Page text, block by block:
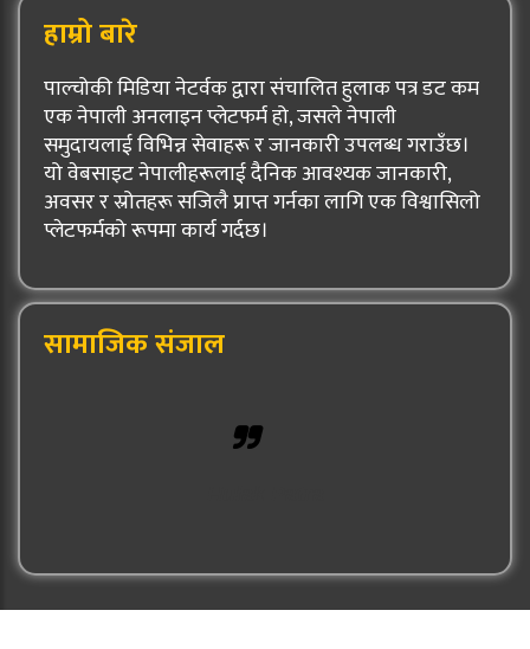
हाम्रो बारे
पाल्चोकी मिडिया नेटर्वक द्वारा संचालित हुलाक पत्र डट कम
एक नेपाली अनलाइन प्लेटफर्म हो, जसले नेपाली
समुदायलाई विभिन्न सेवाहरू र जानकारी उपलब्ध गराउँछ।
यो वेबसाइट नेपालीहरूलाई दैनिक आवश्यक जानकारी,
अवसर र स्रोतहरू सजिलै प्राप्त गर्नका लागि एक विश्वासिलो
प्लेटफर्मको रूपमा कार्य गर्दछ।
सामाजिक संजाल